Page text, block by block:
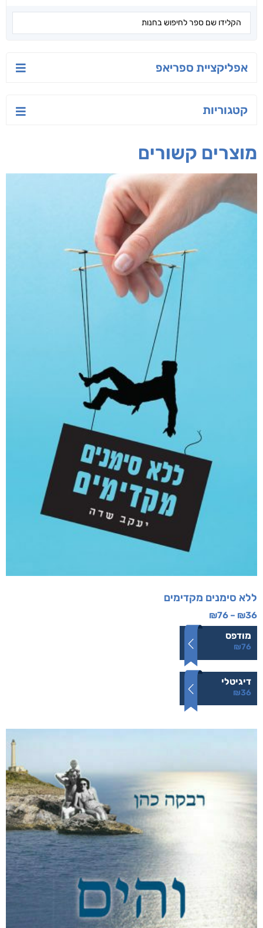
אפליקציית ספריאפ
קטגוריות
מוצרים קשורים
ללא סימנים מקדימים
₪36
–
₪76
מודפס
₪76
דיגיטלי
₪36